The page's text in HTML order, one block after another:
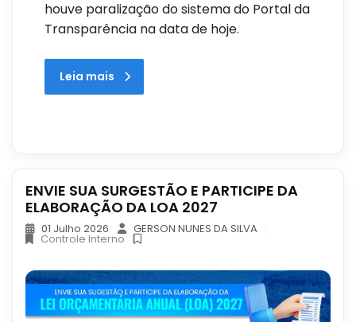
houve paralização do sistema do Portal da
Transparência na data de hoje.
Leia mais
ENVIE SUA SURGESTÃO E PARTICIPE DA
ELABORAÇÃO DA LOA 2027
01 Julho 2026 GERSON NUNES DA SILVA
Controle Interno